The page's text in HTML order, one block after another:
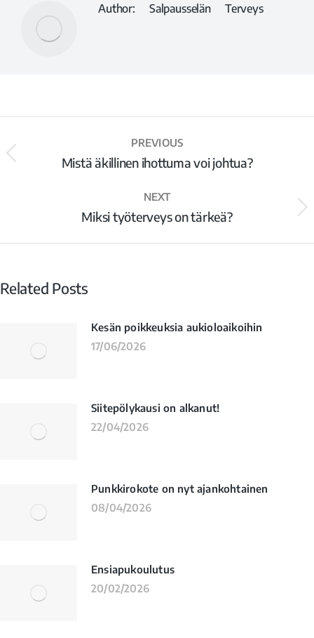
Author: Salpausselän Terveys
PREVIOUS
Mistä äkillinen ihottuma voi johtua?
NEXT
Miksi työterveys on tärkeä?
Related Posts
Kesän poikkeuksia aukioloaikoihin
17/06/2026
Siitepölykausi on alkanut!
22/04/2026
Punkkirokote on nyt ajankohtainen
08/04/2026
Ensiapukoulutus
20/02/2026